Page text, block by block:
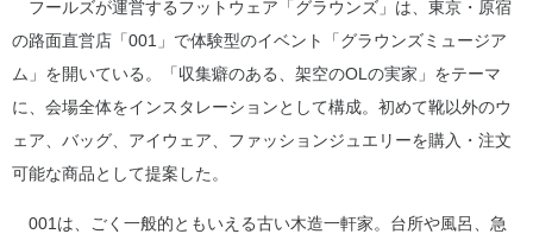
フールズが運営するフットウェア「グラウンズ」は、東京・原宿
の路面直営店「001」で体験型のイベント「グラウンズミュージア
ム」を開いている。「収集癖のある、架空のOLの実家」をテーマ
に、会場全体をインスタレーションとして構成。初めて靴以外のウ
ェア、バッグ、アイウェア、ファッションジュエリーを購入・注文
可能な商品として提案した。
001は、ごく一般的ともいえる古い木造一軒家。台所や風呂、急